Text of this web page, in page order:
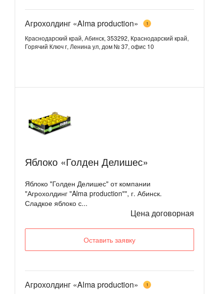
Агрохолдинг «Alma production» 1
Краснодарский край, Абинск, 353292, Краснодарский край,
Горячий Ключ г, Ленина ул, дом № 37, офис 10
Яблоко «Голден Делишес»
Яблоко "Голден Делишес" от компании
"Агрохолдинг "Alma production"", г. Абинск.
Сладкое яблоко с...
Цена договорная
Оставить заявку
Агрохолдинг «Alma production» 1